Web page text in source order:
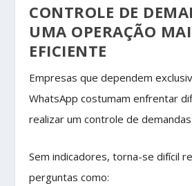
CONTROLE DE
UMA OPERAÇÃO
EFICIENTE
Empresas que dependem
WhatsApp costumam enfrentar
realizar um controle de
Sem indicadores, torna-se difícil
perguntas como: